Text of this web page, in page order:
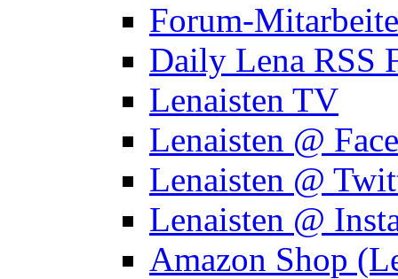
Forum-
Daily Lena RSS
Lenaisten TV
Lenaisten @
Lenaisten @
Lenaisten @
Amazon Shop